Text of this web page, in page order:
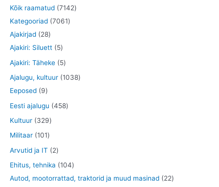
Kõik raamatud 71427
o
Kategooriad 70617
t
Ajakirjad 282
8
t
t
Ajakiri: Siluett 55
t
o
Ajakiri: Täheke 55
t
o
Ajalugu, kultuur 10381
e
Eeposed 99
t
o
t
Eesti ajalugu 4584
Kultuur 3293
2
9
Militaar 1011
0
1
t
Arvutid ja IT 22
o
Ehitus, tehnika 1041
0
Autod, mootorrattad, traktorid ja muud masinad 222